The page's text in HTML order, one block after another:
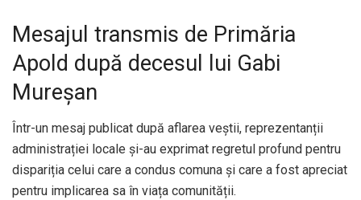
Mesajul transmis de Primăria
Apold după decesul lui Gabi
Mureșan
Într-un mesaj publicat după aflarea veștii, reprezentanții
administrației locale și-au exprimat regretul profund pentru
dispariția celui care a condus comuna și care a fost apreciat
pentru implicarea sa în viața comunității.